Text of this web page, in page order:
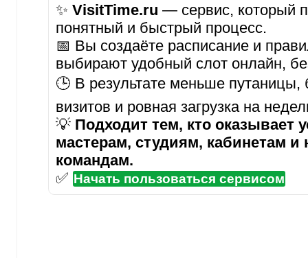
✨ VisitTime.ru — сервис, который
понятный и быстрый процесс.
📅 Вы создаёте расписание и
выбирают удобный слот онлайн,
🕒 В результате меньше
визитов и ровная загрузка на
💡 Подходит тем, кто оказывает
мастерам, студиям, кабинетам
командам.
✅ Начать пользоваться сервисом